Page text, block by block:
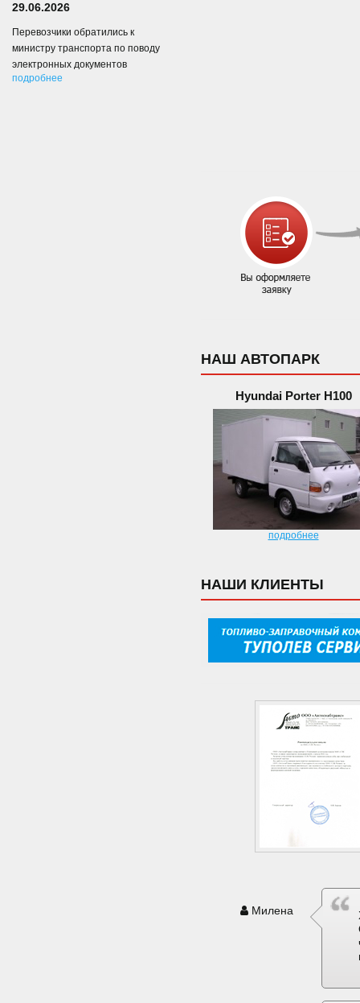
НАШ АВТОПАРК
Hyundai Porter H100
подробнее
НАШИ КЛИЕНТЫ
Милена
29.06.2026
Перевозчики обратились к
министру транспорта по поводу
электронных документов
подробнее